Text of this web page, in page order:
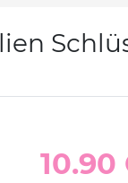
10.90